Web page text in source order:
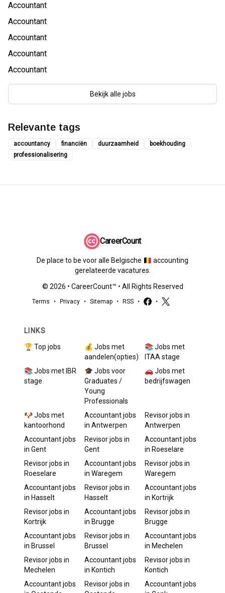
Accountant
Accountant
Accountant
Accountant
Accountant
Bekijk alle jobs
Relevante tags
accountancy financiën duurzaamheid
boekhouding
professionalisering
CareerCount
De place to be voor alle Belgische 🇧🇪 accounting
gerelateerde vacatures.
© 2026 • CareerCount™ • All Rights Reserved
Terms • Privacy • Sitemap • RSS • •
LINKS
🏆 Top jobs
💰 Jobs met
aandelen(opties)
📚 Jobs met
ITAA stage
📚 Jobs met IBR
stage
🎓 Jobs voor
Graduates /
Young
Professionals
🚗 Jobs met
bedrijfswagen
🐶 Jobs met
kantoorhond
Accountantjobs
in Antwerpen
Revisorjobs in
Antwerpen
Accountantjobs
in Gent
Revisorjobs in
Gent
Accountantjobs
in Roeselare
Revisorjobs in
Roeselare
Accountantjobs
in Waregem
Revisorjobs in
Waregem
Accountantjobs
in Hasselt
Revisorjobs in
Hasselt
Accountantjobs
in Kortrijk
Revisorjobs in
Kortrijk
Accountantjobs
in Brugge
Revisorjobs in
Brugge
Accountantjobs
in Brussel
Revisorjobs in
Brussel
Accountantjobs
in Mechelen
Revisorjobs in
Mechelen
Accountantjobs
in Kontich
Revisorjobs in
Kontich
Accountantjobs
Revisorjobs in
Accountantjobs